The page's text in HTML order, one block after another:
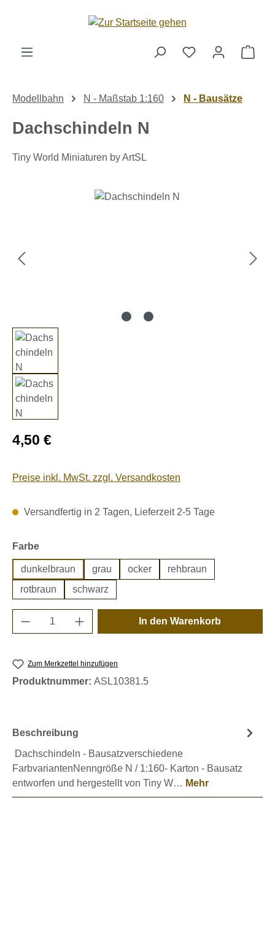
Zum Hauptinhalt springen
Modellbahn N - Maßstab 1:160 N - Bausätze
Dachschindeln N
Tiny World Miniaturen by ArtSL
Bildergalerie überspringen
Regulärer Preis:
4,50 €
Preise inkl. MwSt. zzgl. Versandkosten
Versandfertig in 2 Tagen, Lieferzeit 2-5 Tage
Farbeauswählen
dunkelbraun grau ocker
rehbraun
rotbraun
schwarz
Produkt Anzahl: Gib den gewünschten
In den Warenkorb
Zum Merkzettel hinzufügen
Produktnummer: ASL10381.5
Beschreibung
Dachschindeln - Bausatzverschiedene
FarbvariantenNenngröße N / 1:160- Karton - Bausatz
entworfen und hergestellt von Tiny W… Mehr